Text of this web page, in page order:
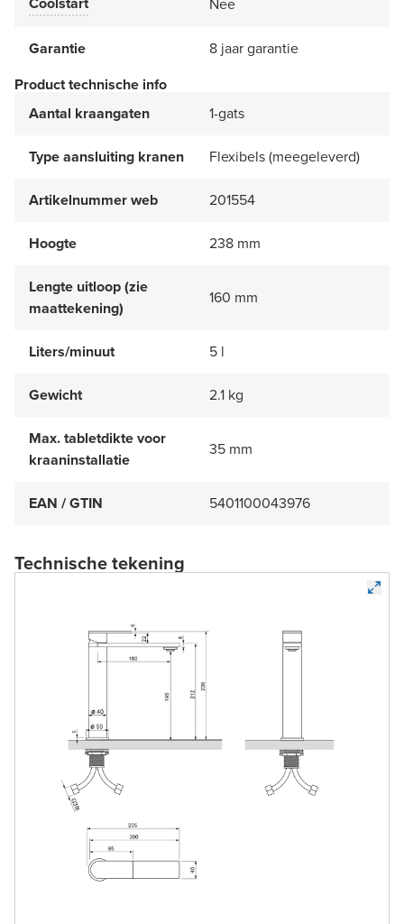
Nee
Garantie
8 jaar garantie
Product technische info
Aantal kraangaten
1-gats
Type aansluiting kranen Flexibels (meegeleverd)
Artikelnummer web 201554
Hoogte 238 mm
Lengte uitloop (zie
maattekening)
160 mm
Liters/minuut 5 l
Gewicht 2.1 kg
Max. tabletdikte voor
kraaninstallatie
35 mm
EAN / GTIN 5401100043976
Technische tekening